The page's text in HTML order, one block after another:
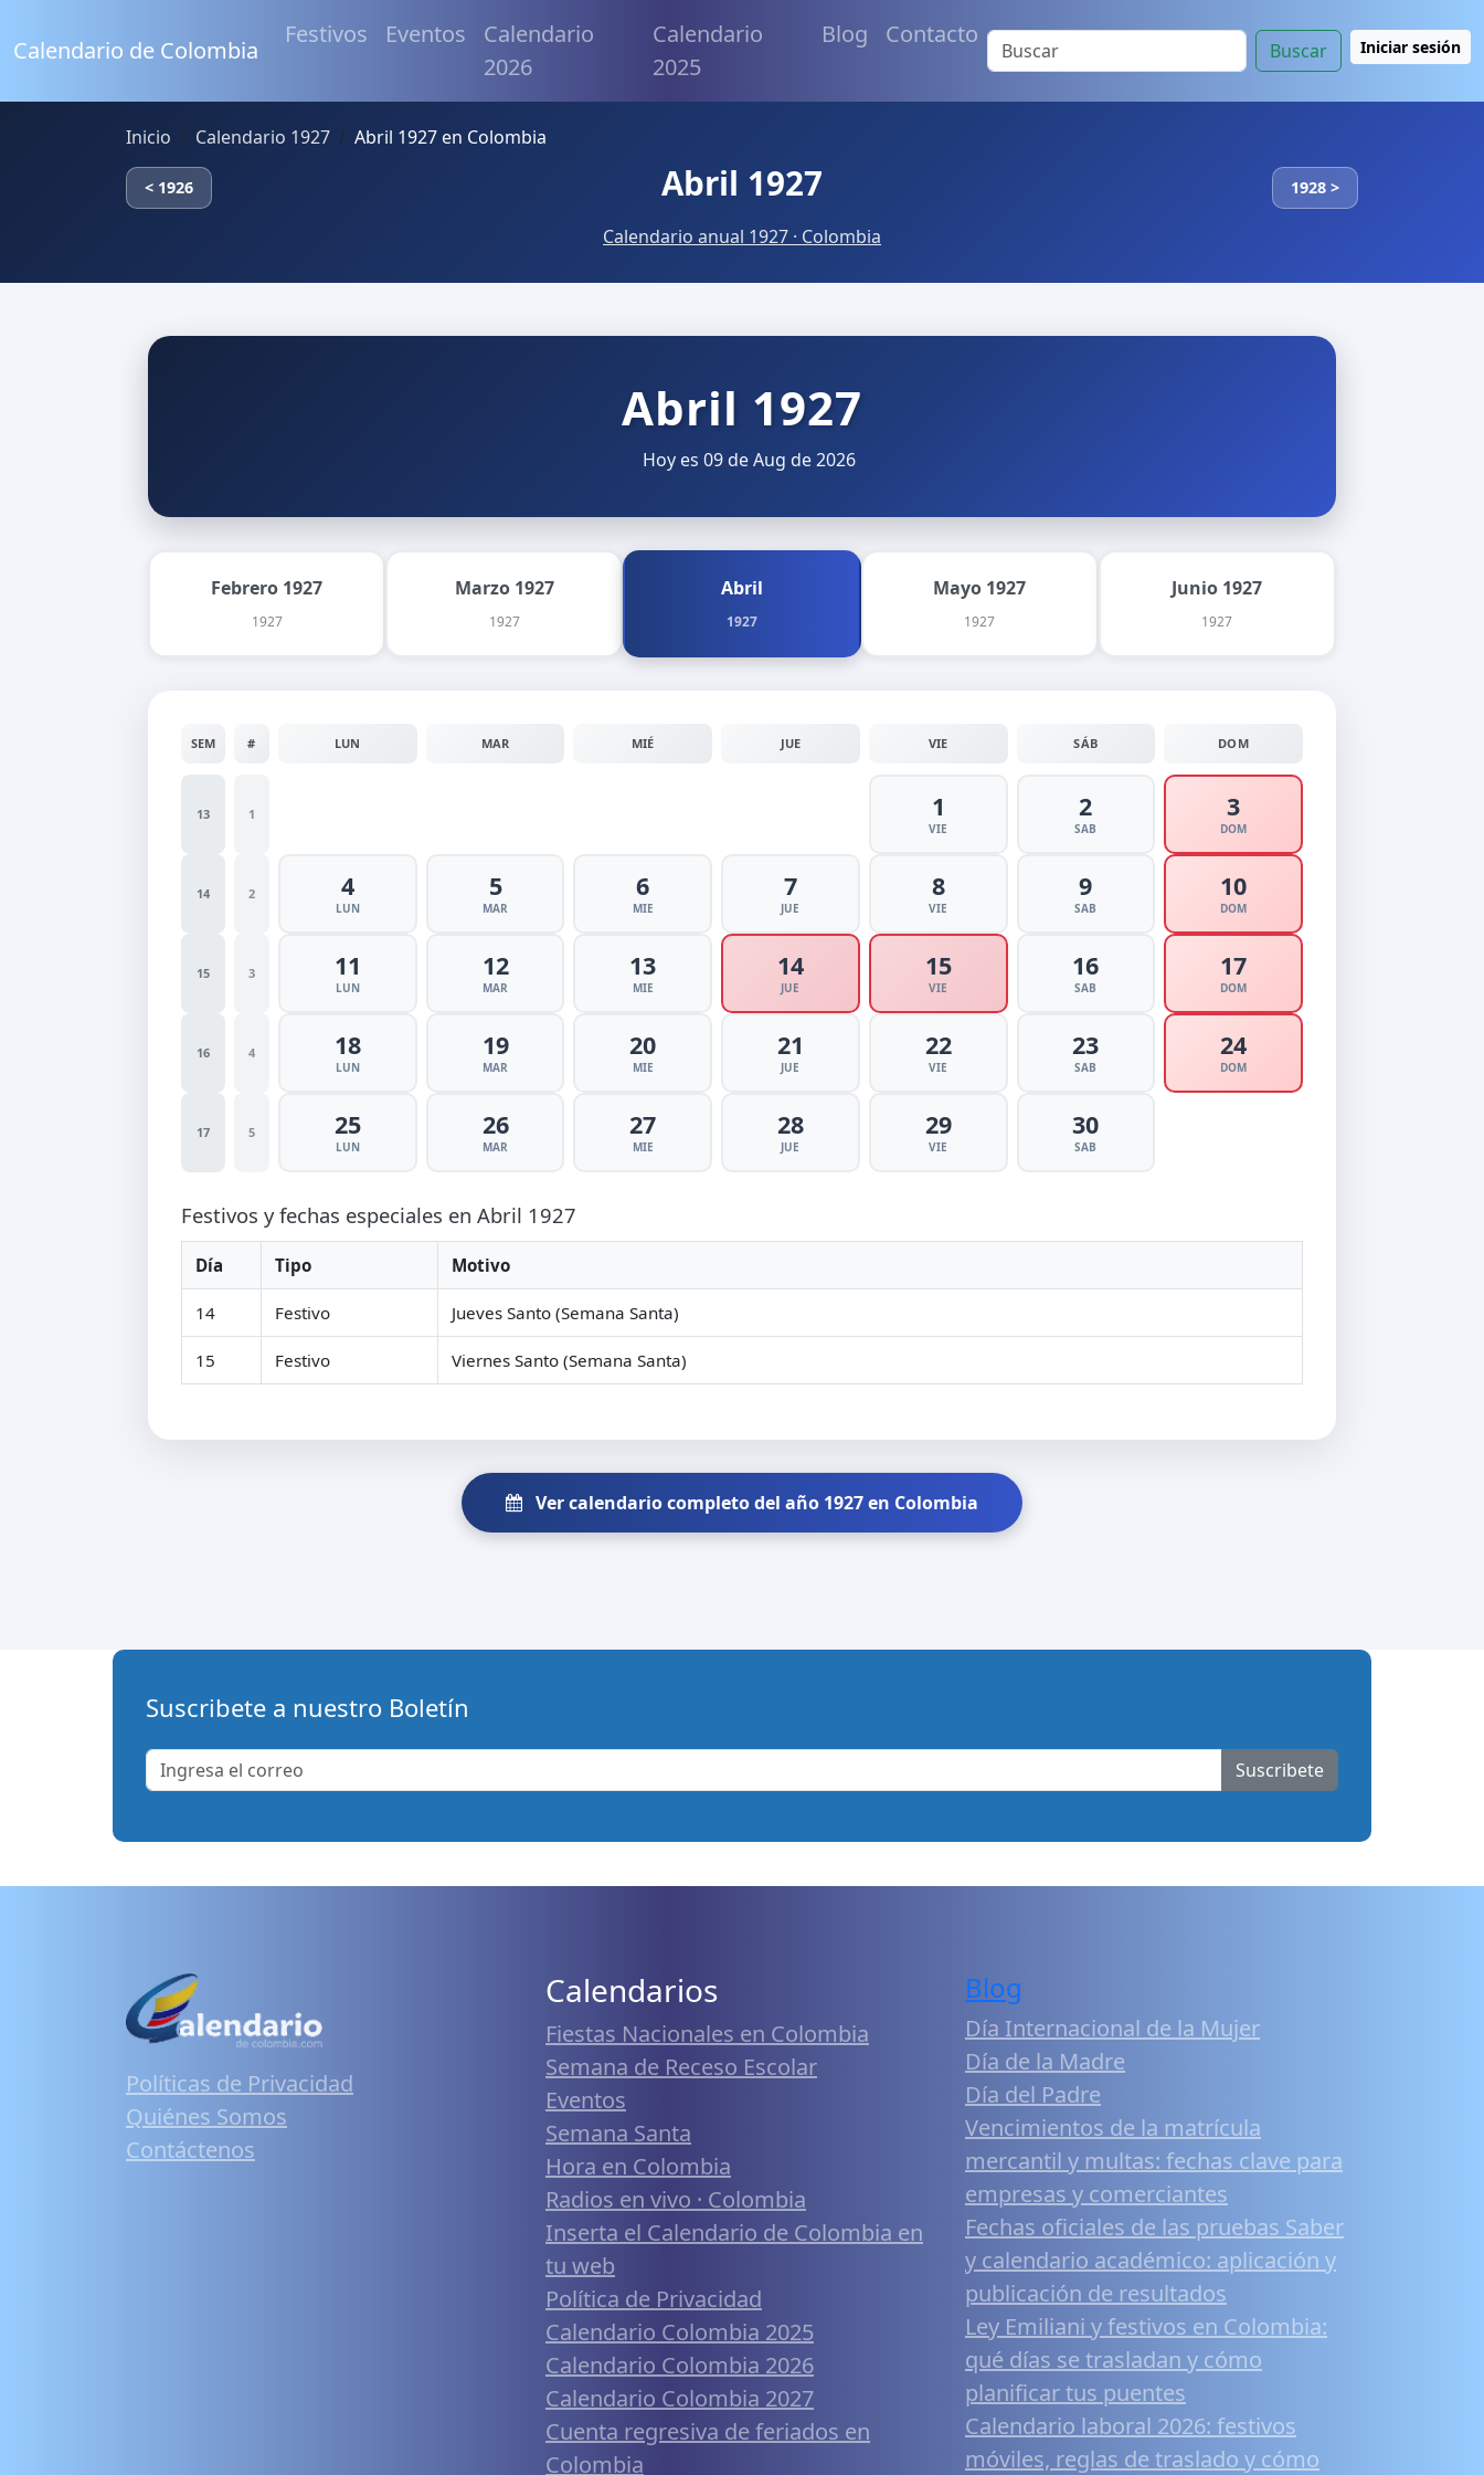
Calendario de Colombia
Festivos Eventos
Calendario
2026
Calendario
2025
Blog Contacto
Buscar Iniciar sesión
Inicio Calendario 1927 Abril 1927 en Colombia
< 1926 Abril 1927 1928 >
Calendario anual 1927 · Colombia
Abril 1927
Hoy es 09 de Aug de 2026
Febrero 1927
1927
Marzo 1927
1927
Abril
1927
Mayo 1927
1927
Junio 1927
1927
SEM # LUN MAR MIÉ JUE VIE SÁB DOM
13 1 1
VIE
2
SAB
3
DOM
14 2 4
LUN
5
MAR
6
MIE
7
JUE
8
VIE
9
SAB
10
DOM
15 3 11
LUN
12
MAR
13
MIE
14
JUE
15
VIE
16
SAB
17
DOM
16 4 18
LUN
19
MAR
20
MIE
21
JUE
22
VIE
23
SAB
24
DOM
17 5 25
LUN
26
MAR
27
MIE
28
JUE
29
VIE
30
SAB
Festivos y fechas especiales en Abril 1927
Día Tipo Motivo
14 Festivo Jueves Santo (Semana Santa)
15 Festivo Viernes Santo (Semana Santa)
Ver calendario completo del año 1927 en Colombia
Suscribete a nuestro Boletín
Suscribete
Políticas de Privacidad
Quiénes Somos
Contáctenos
Calendarios
Fiestas Nacionales en Colombia
Semana de Receso Escolar
Eventos
Semana Santa
Hora en Colombia
Radios en vivo · Colombia
Inserta el Calendario de Colombia en
tu web
Política de Privacidad
Calendario Colombia 2025
Calendario Colombia 2026
Calendario Colombia 2027
Cuenta regresiva de feriados en
Colombia
Blog
Día Internacional de la Mujer
Día de la Madre
Día del Padre
Vencimientos de la matrícula
mercantil y multas: fechas clave para
empresas y comerciantes
Fechas oficiales de las pruebas Saber
y calendario académico: aplicación y
publicación de resultados
Ley Emiliani y festivos en Colombia:
qué días se trasladan y cómo
planificar tus puentes
Calendario laboral 2026: festivos
móviles, reglas de traslado y cómo